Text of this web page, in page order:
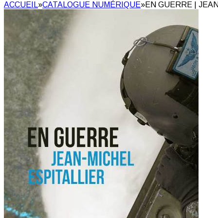
ACCUEIL»CATALOGUE NUMÉRIQUE»EN GUERRE |